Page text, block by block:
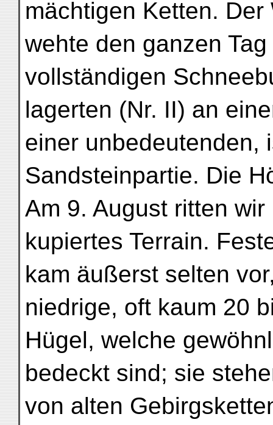
mächtigen Ketten. Der
wehte den ganzen
vollständigen
lagerten (Nr. II) an
einer unbedeutenden,
Sandsteinpartie. Die
Am 9. August ritten
kupiertes Terrain.
kam äußerst selten
niedrige, oft kaum 20
Hügel, welche
bedeckt sind; sie
von alten